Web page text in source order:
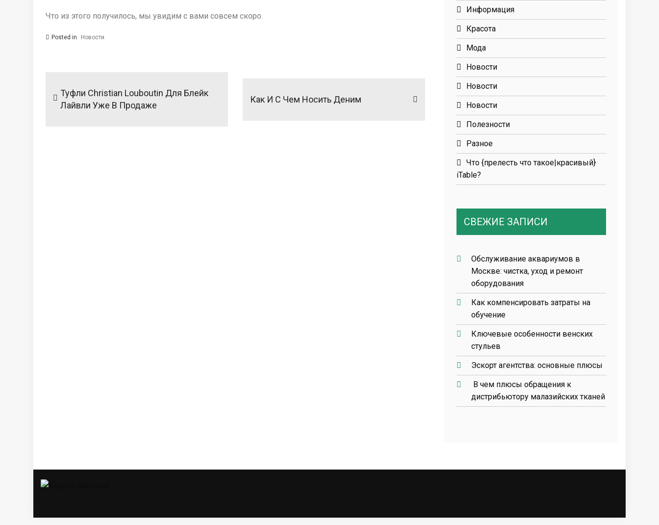
Что из этого получилось, мы увидим с вами совсем скоро.
Posted in Новости
записям
Туфли Christian Louboutin Для Блейк
Лайвли Уже В Продаже
Как И С Чем Носить Деним
Информация
Красота
Мода
Новости
Новости
Новости
Полезности
Разное
Что {прелесть что такое|красивый}
iTable?
СВЕЖИЕ ЗАПИСИ
Обслуживание аквариумов в
Москве: чистка, уход и ремонт
оборудования
Как компенсировать затраты на
обучение
Ключевые особенности венских
стульев
Эскорт агентства: основные плюсы
В чем плюсы обращения к
дистрибьютору малазийских тканей